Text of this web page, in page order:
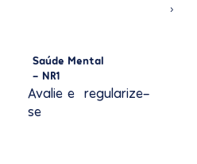
Saúde Mental
- NR1
Avalie e regularize-
se